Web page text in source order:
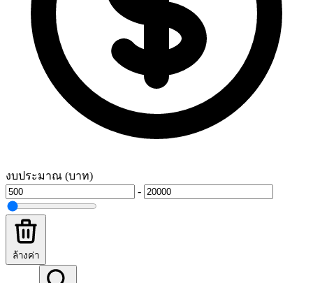
งบประมาณ (บาท)
-
ล้างค่า